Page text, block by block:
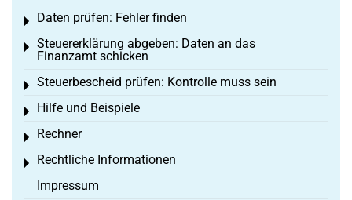
Daten prüfen: Fehler finden
Toggle menu
Steuererklärung abgeben: Daten an das
Finanzamt schicken
Toggle menu
Steuerbescheid prüfen: Kontrolle muss sein
Toggle menu
Hilfe und Beispiele
Toggle menu
Rechner
Toggle menu
Rechtliche Informationen
Toggle menu
Impressum